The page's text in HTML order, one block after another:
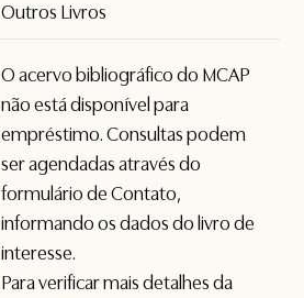
Outros Livros
O acervo bibliográfico do MCAP
não está disponível para
empréstimo. Consultas podem
ser agendadas através do
formulário deContato,
informando os dados do livro de
interesse.
Para verificar mais detalhes da